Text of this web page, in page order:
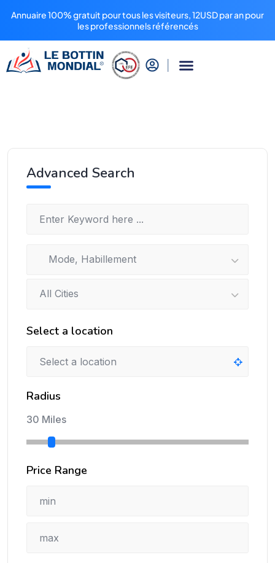
Annuaire 100% gratuit pour tous les visiteurs, 12USD par an pour
les professionnels référencés
Advanced Search
Mode, Habillement
All Cities
Select a location
Radius
30 Miles
Price Range